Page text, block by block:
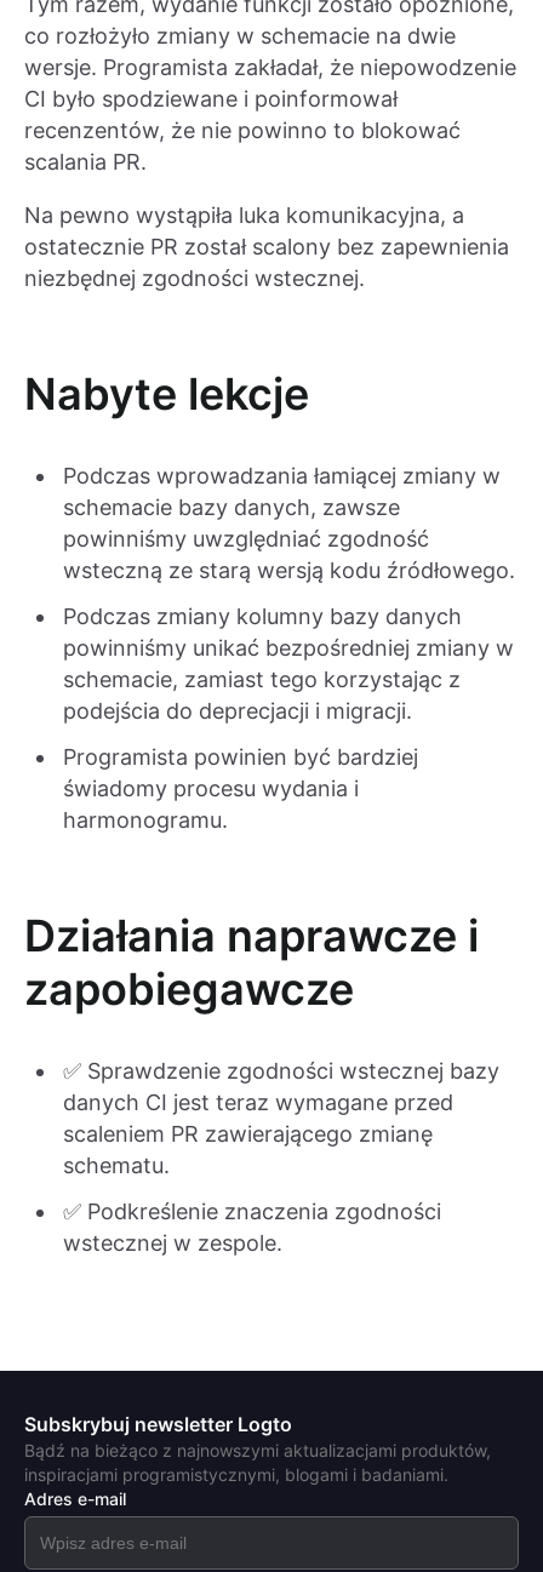
co rozłożyło zmiany w schemacie na dwie
wersje. Programista zakładał, że niepowodzenie
CI było spodziewane i poinformował
recenzentów, że nie powinno to blokować
scalania PR.
Na pewno wystąpiła luka komunikacyjna, a
ostatecznie PR został scalony bez zapewnienia
niezbędnej zgodności wstecznej.
Nabyte lekcje
Podczas wprowadzania łamiącej zmiany w
schemacie bazy danych, zawsze
powinniśmy uwzględniać zgodność
wsteczną ze starą wersją kodu źródłowego.
Podczas zmiany kolumny bazy danych
powinniśmy unikać bezpośredniej zmiany w
schemacie, zamiast tego korzystając z
podejścia do deprecjacji i migracji.
Programista powinien być bardziej
świadomy procesu wydania i
harmonogramu.
Działania naprawcze i
zapobiegawcze
✅ Sprawdzenie zgodności wstecznej bazy
danych CI jest teraz wymagane przed
scaleniem PR zawierającego zmianę
schematu.
✅ Podkreślenie znaczenia zgodności
wstecznej w zespole.
Subskrybuj newsletter Logto
Bądź na bieżąco z najnowszymi aktualizacjami produktów,
inspiracjami programistycznymi, blogami i badaniami.
Adres e-mail